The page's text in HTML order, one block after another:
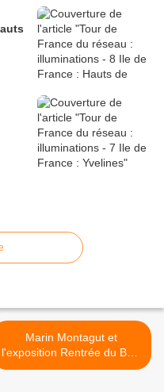
Marin Montagut et
l'exposition Rentrée du BHV
Marais >